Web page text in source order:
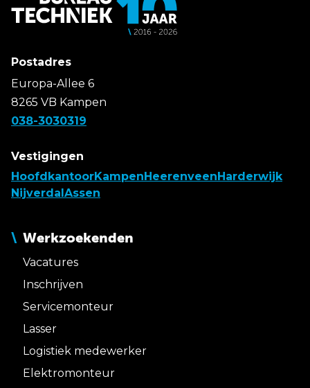
Postadres
Europa-Allee 6
8265 VB Kampen
038-3030319
Vestigingen
HoofdkantoorKampen Heerenveen Harderwijk
Nijverdal Assen
Werkzoekenden
Vacatures
Inschrijven
Servicemonteur
Lasser
Logistiek medewerker
Elektromonteur